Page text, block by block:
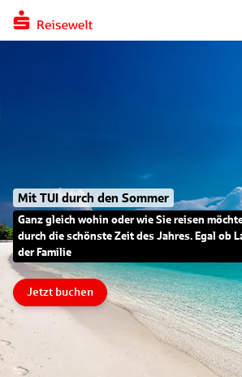
Neue Horizonte im Norden entdecken
Entfliehen Sie dem Winter und genießen Sie
Mein Schiff Flow entspannte
Reisen durch Ost- und Nordsee ab Kiel und
Jetzt buchen